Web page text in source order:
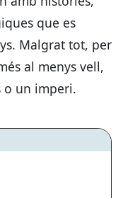
que es
Malgrat tot, per
al menys vell,
o un imperi.